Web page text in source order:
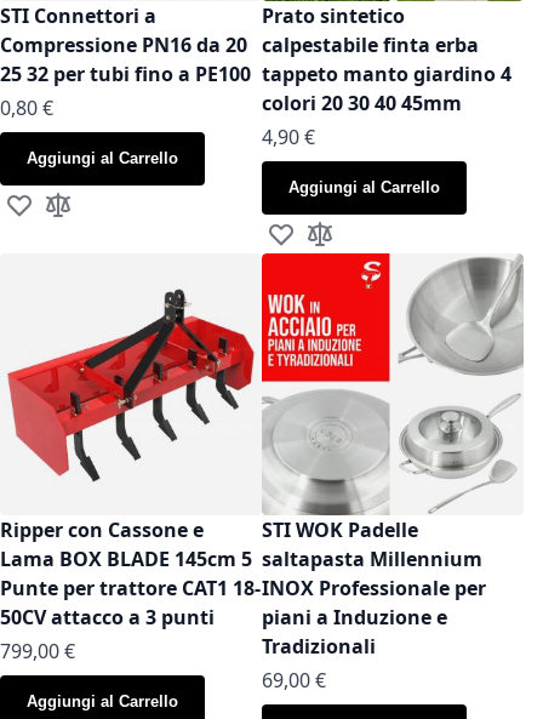
STI Connettori a
Compressione PN16 da 20
25 32 per tubi fino a PE100
As low as
0,80 €
Aggiungi al Carrello
Aggiungi alla lista desideri
Aggiungi al confronto
Prato sintetico
calpestabile finta erba
tappeto manto giardino 4
colori 20 30 40 45mm
As low as
4,90 €
Aggiungi al Carrello
Aggiungi alla lista desideri
Aggiungi al confronto
Ripper con Cassone e
Lama BOX BLADE 145cm 5
Punte per trattore CAT1 18-
50CV attacco a 3 punti
799,00 €
Aggiungi al Carrello
STI WOK Padelle
saltapasta Millennium
INOX Professionale per
piani a Induzione e
Tradizionali
As low as
69,00 €